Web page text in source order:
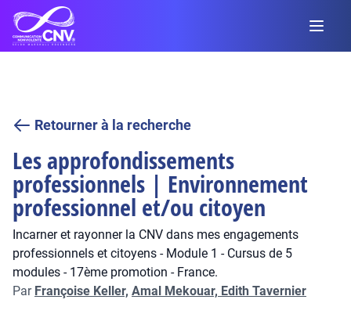
Retourner à la recherche
Les approfondissements
professionnels | Environnement
professionnel et/ou citoyen
Incarner et rayonner la CNV dans mes engagements
professionnels et citoyens - Module 1 - Cursus de 5
modules - 17ème promotion - France.
Par Françoise Keller, Amal Mekouar, Edith Tavernier